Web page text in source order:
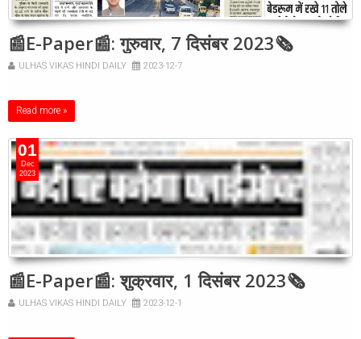
📰E-Paper📰: गुरुवार, 7 दिसंबर 2023🗞
ULHAS VIKAS HINDI DAILY 2023-12-7
Read more »
01
Dec
2023
📰E-Paper📰: शुक्रवार, 1 दिसंबर 2023🗞
ULHAS VIKAS HINDI DAILY 2023-12-1